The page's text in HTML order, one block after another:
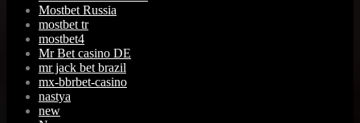
Mostbet Russia
mostbet tr
mostbet4
Mr Bet casino DE
mr jack bet brazil
mx-bbrbet-casino
nastya
new